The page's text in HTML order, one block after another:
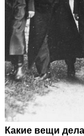
Какие вещи